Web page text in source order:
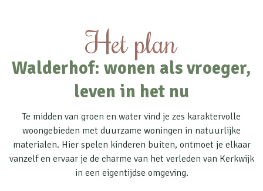
Het plan
Walderhof: wonen als vroeger,
leven in het nu
Te midden van groen en water vind je zes karaktervolle
woongebieden met duurzame woningen in natuurlijke
materialen. Hier spelen kinderen buiten, ontmoet je elkaar
vanzelf en ervaar je de charme van het verleden van Kerkwijk
in een eigentijdse omgeving.